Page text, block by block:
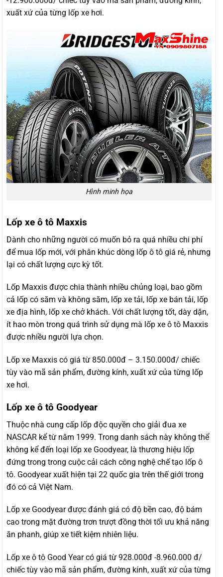
xuất xứ của từng lốp xe hơi.
Hình minh họa
Lốp xe ô tô Maxxis
Dành cho những người có muốn bỏ ra quá nhiều chi phí
để mua lốp mới, với phân khúc dòng lốp ô tô giá rẻ, nhưng
lại có chất lượng cực kỳ tốt.
Lốp Maxxis được chia thành nhiều chủng loại, bao gồm
cả lốp có săm và không săm, lốp xe tải, lốp xe bán tải, lốp
xe địa hình, lốp xe chở khách. Với chất lượng tốt, dày dặn,
ít hao mòn trong quá trình sử dụng mà lốp xe ô tô Maxxis
được nhiều người lựa chọn.
Lốp xe Maxxis có giá từ 850.000đ – 3.150.000đ/ chiếc
tùy vào mã sản phẩm, đường kính, xuất xứ của từng lốp
xe hơi.
Lốp xe ô tô Goodyear
Thuộc nhà cung cấp lốp độc quyền cho giải đua xe
NASCAR kể từ năm 1999. Trong danh sách này không thể
không kể đến loại lốp xe Goodyear, là thương hiệu lốp
đứng trong trong cuộc cải cách công nghệ chế tạo lốp ô
tô. Goodyear xuất hiện tại 22 quốc gia trên thế giới trong
đó có cả Việt Nam.
Lốp xe Goodyear được đánh giá có độ bền cao, độ bám
cao trong mặt đường trơn trượt đồng thời tối ưu khả năng
ăn phanh, giúp xe tiết kiệm nhiên liệu.
Lốp xe ô tô Good Year có giá từ 928.000đ -8.960.000 đ/
chiếc tùy vào mã sản phẩm, đường kính, xuất xứ của từng